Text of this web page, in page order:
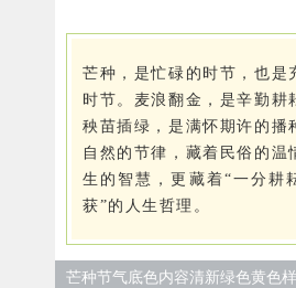
芒种，是忙碌的时节，也是
时节。麦浪翻金，是辛勤耕
秧苗插绿，是满怀期许的播
自然的节律，藏着民俗的温
生的智慧，更藏着“一分耕
获”的人生哲理。
芒种节气底色内容清新绿色黄色